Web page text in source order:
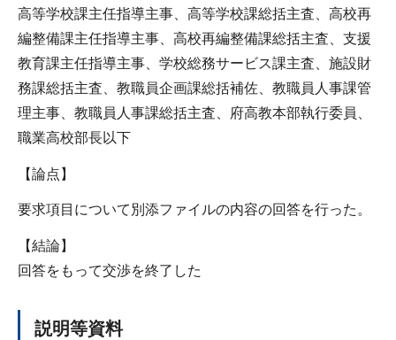
高等学校課主任指導主事、高等学校課総括主査、高校再
編整備課主任指導主事、高校再編整備課総括主査、支援
教育課主任指導主事、学校総務サービス課主査、施設財
務課総括主査、教職員企画課総括補佐、教職員人事課管
理主事、教職員人事課総括主査、府高教本部執行委員、
職業高校部長以下
【論点】
要求項目について別添ファイルの内容の回答を行った。
【結論】
回答をもって交渉を終了した
説明等資料